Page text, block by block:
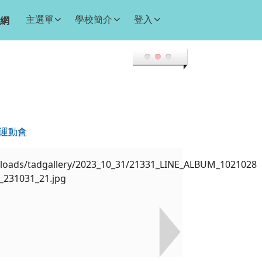
主選單 學校簡介 登入
動會